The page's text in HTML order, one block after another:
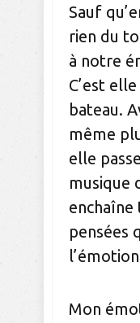
Sauf
rien du
à notre
C’est
bateau.
même
elle
musique
pensées
Mon